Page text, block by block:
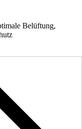
Belüftung,